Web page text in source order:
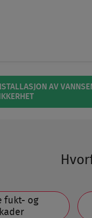
AV
fukt- og